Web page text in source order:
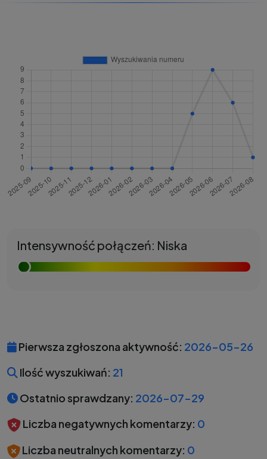
Intensywność połączeń: Niska
Pierwsza zgłoszona aktywność: 2026-05-26
Ilość wyszukiwań: 21
Ostatnio sprawdzany: 2026-07-29
Liczba negatywnych komentarzy: 0
Liczba neutralnych komentarzy: 0